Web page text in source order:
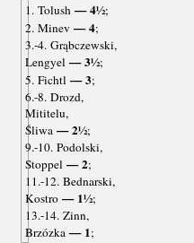
1. Tolush— 4½;
2. Minev — 4;
3.-4. Grąbczewski,
Lengyel— 3½;
5. Fichtl— 3;
6.-8. Drozd,
Mititelu,
Śliwa— 2½;
9.-10. Podolski,
Stoppel— 2;
11.-12. Bednarski,
Kostro— 1½;
13.-14. Zinn,
Brzózka— 1;